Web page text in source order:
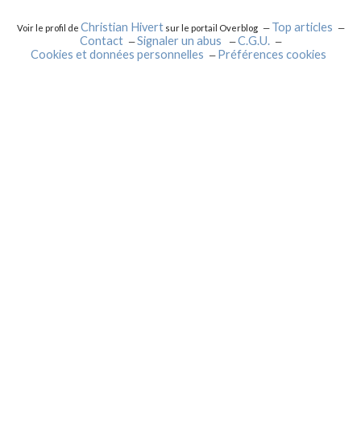
Voir le profil de Christian Hivertsur le portail Overblog
Top articles
Contact
Signaler un abus
C.G.U.
Cookies et données personnelles
Préférences cookies